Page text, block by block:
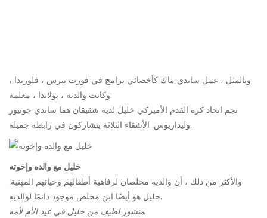
وبالمثل ، عمل ساندي ماك كأخصائي برامج في فورت بيرس ، فلوريدا ،
وكانت والدته ، يولاندا ، معلمة.
نجم اتحاد كرة القدم الأميركي خليل لديه شقيقان هما ساندي جونيور
وليداريوس. الأشقاء الثلاثة يتشاركون في رابطة جميلة.
خليل مع والده وإخوته
والأكثر من ذلك ، أن والديه مخلصان لرفاهية أطفالهم وحياتهم المهنية.
خليل هو أيضًا ابن مخلص موجود دائمًا لوالديه.
منشور لطيف من خليل في عيد الأم لأمه.